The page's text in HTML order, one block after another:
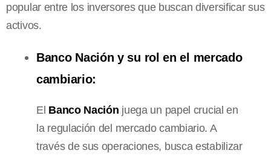
popular entre los inversores que buscan diversificar sus
activos.
Banco Nación y su rol en el mercado
cambiario:
El Banco Nación juega un papel crucial en
la regulación del mercado cambiario. A
través de sus operaciones, busca estabilizar